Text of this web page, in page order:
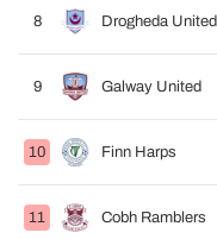
8 Drogheda United
9 Galway United
10 Finn Harps
11 Cobh Ramblers